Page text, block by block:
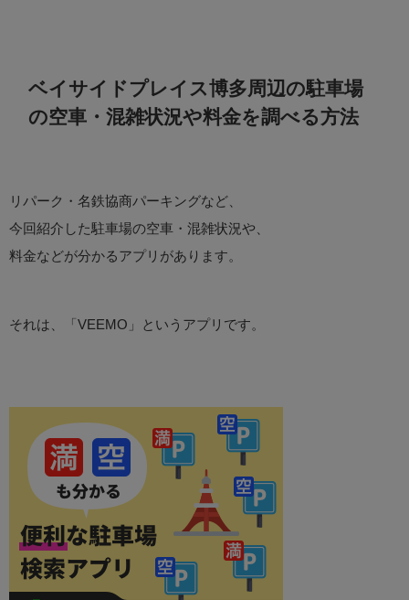
ベイサイドプレイス博多周辺の駐車場
の空車・混雑状況や料金を調べる方法
リパーク・名鉄協商パーキングなど、
今回紹介した駐車場の空車・混雑状況や、
料金などが分かるアプリがあります。
それは、「VEEMO」というアプリです。